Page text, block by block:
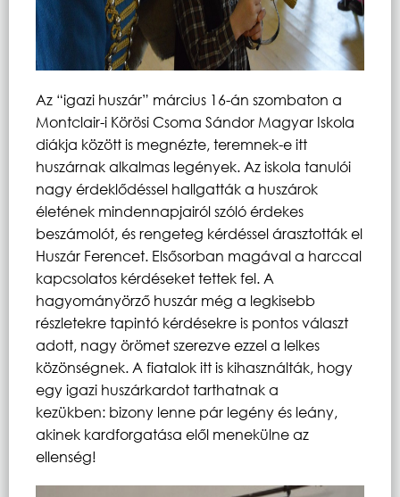
Az “igazi huszár” március 16-án szombaton a
Montclair-i Körösi Csoma Sándor Magyar Iskola
diákja között is megnézte, teremnek-e itt
huszárnak alkalmas legények. Az iskola tanulói
nagy érdeklődéssel hallgatták a huszárok
életének mindennapjairól szóló érdekes
beszámolót, és rengeteg kérdéssel árasztották el
Huszár Ferencet. Elsősorban magával a harccal
kapcsolatos kérdéseket tettek fel. A
hagyományörző huszár még a legkisebb
részletekre tapintó kérdésekre is pontos választ
adott, nagy örömet szerezve ezzel a lelkes
közönségnek. A fiatalok itt is kihasználták, hogy
egy igazi huszárkardot tarthatnak a
kezükben: bizony lenne pár legény és leány,
akinek kardforgatása elől menekülne az
ellenség!